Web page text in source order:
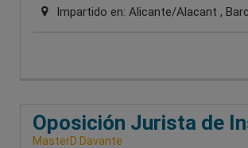
Impartido en: Alicante/Alacant ,
Oposición Jurista de
MasterD Davante